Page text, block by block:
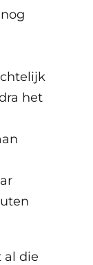
het
al die